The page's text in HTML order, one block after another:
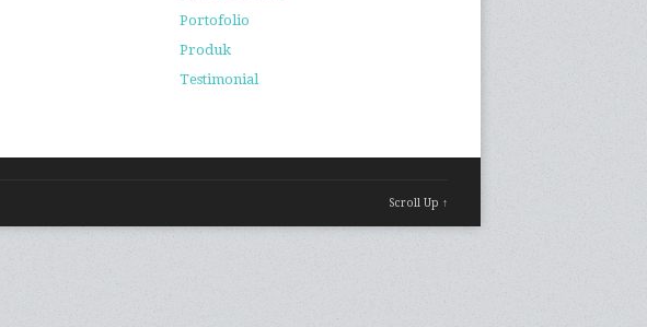
Portofolio
Produk
Testimonial
Scroll Up ↑